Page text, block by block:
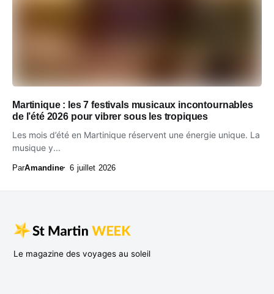
Martinique : les 7 festivals musicaux incontournables
de l’été 2026 pour vibrer sous les tropiques
Les mois d’été en Martinique réservent une énergie unique. La
musique y...
ParAmandine 6 juillet 2026
Le magazine des voyages au soleil